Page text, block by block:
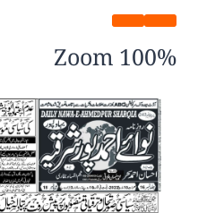
Zoom100%